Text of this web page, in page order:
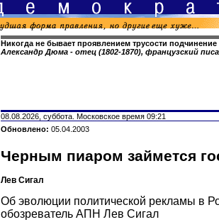
Никогда не бывает проявлением трусости
Александр Дюма - отец (1802-1870), французский
08.08.2026, суббота. Московское время 09:21
Обновлено: 05.04.2003
Черным пиаром займется
Лев Сигал
Об эволюции политической рекламы в
обозреватель АПН Лев Сигал